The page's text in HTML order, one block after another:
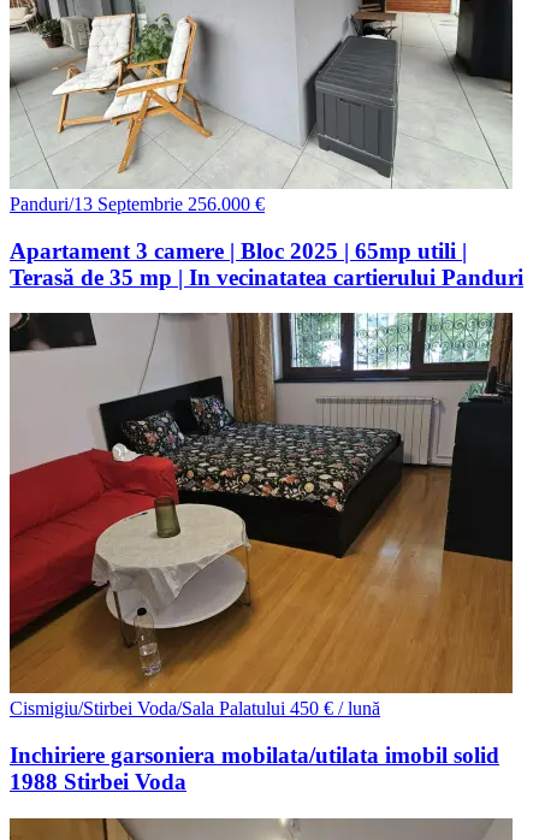
Panduri/13 Septembrie 256.000 €
Apartament 3 camere | Bloc 2025 | 65mp utili |
Terasă de 35 mp | In vecinatatea cartierului Panduri
Cismigiu/Stirbei Voda/Sala Palatului 450 € / lună
Inchiriere garsoniera mobilata/utilata imobil solid
1988 Stirbei Voda